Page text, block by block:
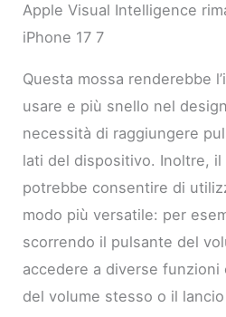
Apple Visual Intelligence
iPhone 17 7
Questa mossa renderebbe
usare e più snello nel
necessità di raggiungere
lati del dispositivo. Inoltre,
potrebbe consentire di
modo più versatile: per
scorrendo il pulsante del
accedere a diverse funzioni
del volume stesso o il